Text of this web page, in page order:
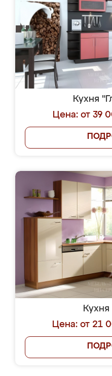
Кухня
Цена: от 39
Цена: от 21